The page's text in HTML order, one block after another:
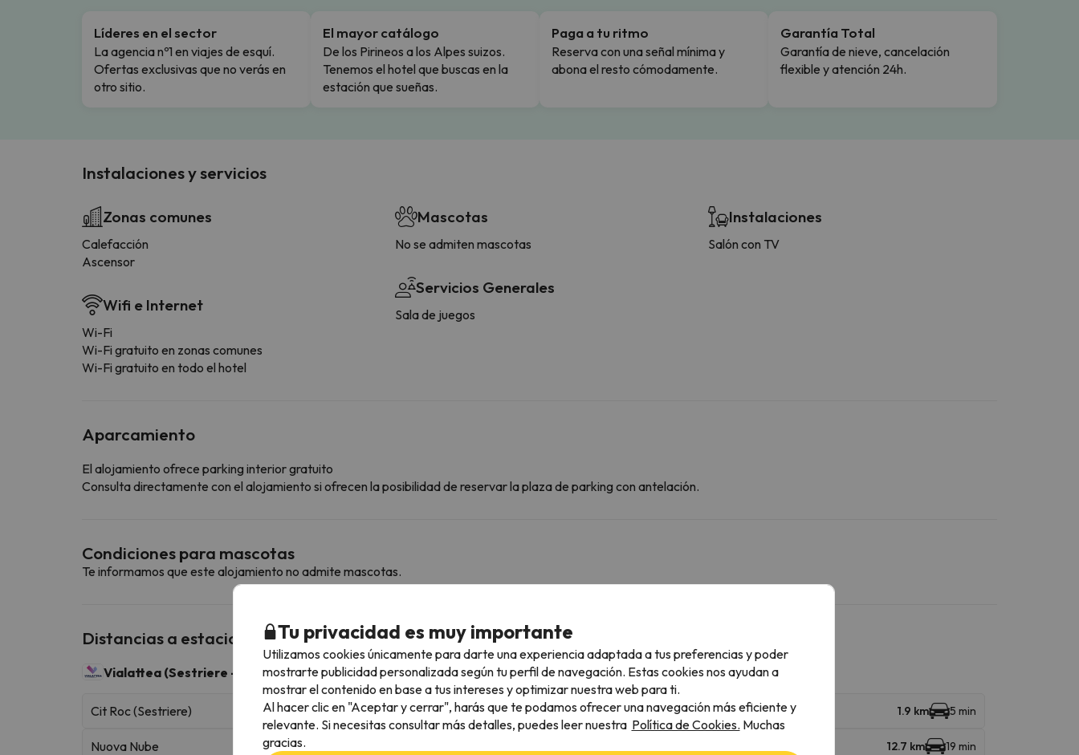
Líderes en el sector
La agencia nº1 en viajes de esquí.
Ofertas exclusivas que no verás en
otro sitio.
El mayor catálogo
De los Pirineos a los Alpes suizos.
Tenemos el hotel que buscas en la
estación que sueñas.
Paga a tu ritmo
Reserva con una señal mínima y
abona el resto cómodamente.
Garantía Total
Garantía de nieve, cancelación
flexible y atención 24h.
Instalaciones y servicios
Zonas comunes
Calefacción
Ascensor
Wifi e Internet
Wi-Fi
Wi-Fi gratuito en zonas comunes
Wi-Fi gratuito en todo el hotel
Mascotas
No se admiten mascotas
Servicios Generales
Sala de juegos
Instalaciones
Salón con TV
Aparcamiento
El alojamiento ofrece parking interior gratuito
Consulta directamente con el alojamiento si ofrecen la posibilidad de reservar la plaza de parking con antelación.
Condiciones para mascotas
Te informamos que este alojamiento no admite mascotas.
Distancias a estaciones de esquí cercanas
Vialattea (Sestriere - Sauze d'Oulx)400 km esquiables
Cit Roc (Sestriere) 1.2 km 5 min Fraiteve 1 (Sestriere) 1.9 km 5 min
Nuova Nube 12.7 km 19 min
Tu privacidad es muy importante
Utilizamos cookies únicamente para darte una experiencia adaptada a tus preferencias y poder
mostrarte publicidad personalizada según tu perfil de navegación. Estas cookies nos ayudan a
mostrar el contenido en base a tus intereses y optimizar nuestra web para ti.
Al hacer clic en "Aceptar y cerrar", harás que te podamos ofrecer una navegación más eficiente y
relevante. Si necesitas consultar más detalles, puedes leer nuestra Política de Cookies. Muchas
gracias.